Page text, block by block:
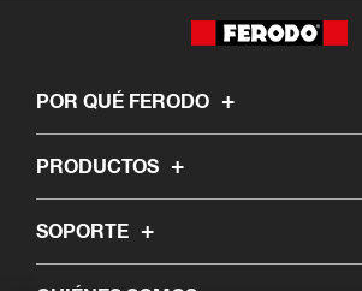
POR QUÉ FERODO
PRODUCTOS
SOPORTE